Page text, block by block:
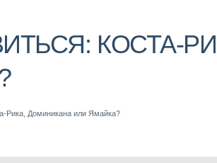
КОСТА-
Рика, Доминикана или Ямайка?